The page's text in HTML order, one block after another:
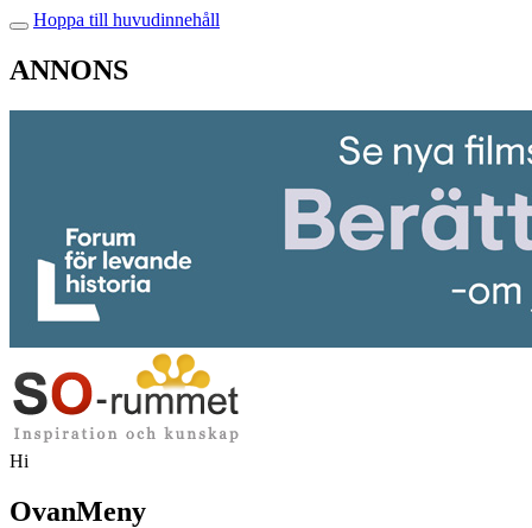
Hoppa till huvudinnehåll
ANNONS
Hi
OvanMeny